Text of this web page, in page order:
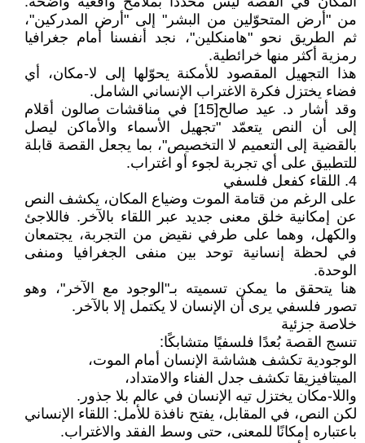
من "أرض المتحوّلين من البشر" إلى "أرض المدركين"،
ثم الطريق نحو "هامنكلين"، نجد أنفسنا أمام جغرافيا
رمزية أكثر منها خرائطية.
هذا التجهيل المقصود للأمكنة يحوّلها إلى لا-مكان، أي
فضاء يختزل فكرة الاغتراب الإنساني الشامل.
وقد أشار د. عيد صالح[15] في مناقشات صالون أقلام
إلى أن النص يتعمّد "تجهيل الأسماء والأماكن ليصل
بالقضية إلى التعميم لا التخصيص"، بما يجعل القصة قابلة
للتطبيق على أي تجربة لجوء أو اغتراب.
4. اللقاء كفعل فلسفي
على الرغم من قتامة الموت وضياع المكان، يكشف النص
عن إمكانية خلق معنى جديد عبر اللقاء بالآخر. فاللاجئ
والكهل، وهما على طرفي نقيض من التجربة، يجتمعان
في لحظة إنسانية توحد بين منفى الجغرافيا ومنفى
الوحدة.
هنا يتحقق ما يمكن تسميته بـ"الوجود مع الآخر"، وهو
تصور فلسفي يرى أن الإنسان لا يكتمل إلا بالآخر.
خلاصة جزئية
تنسج القصة بُعدًا فلسفيًا متشابكًا:
الوجودية تكشف هشاشة الإنسان أمام الموت،
الميتافيزيقا تكشف جدل الفناء والامتداد،
واللا-مكان يختزل تيه الإنسان في عالم بلا جذور.
لكن النص، في المقابل، يفتح نافذة للأمل: اللقاء الإنساني
باعتباره إمكانًا للمعنى، حتى وسط الفقد والاغتراب.